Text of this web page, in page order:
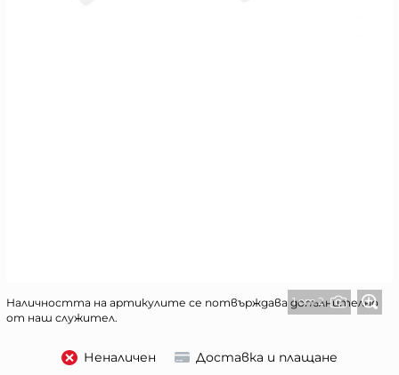
1 от 2
Наличността на артикулите се потвърждава допълнително
от наш служител.
Неналичен Доставка и плащане